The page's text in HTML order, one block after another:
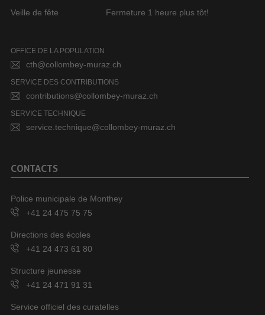
Veille de fête Fermeture 1 heure plus tôt!
OFFICE DE LA POPULATION
cth@collombey-muraz.ch
SERVICE DES CONTRIBUTIONS
contributions@collombey-muraz.ch
SERVICE TECHNIQUE
service.technique@collombey-muraz.ch
CONTACTS
Police municipale de Monthey
+41 24 475 75 75
Directions des écoles
+41 24 473 61 80
Structure jeunesse
+41 24 471 91 31
Service officiel des curatelles